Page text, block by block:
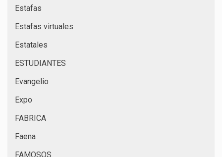
Estafas
Estafas virtuales
Estatales
ESTUDIANTES
Evangelio
Expo
FABRICA
Faena
FAMOSOS